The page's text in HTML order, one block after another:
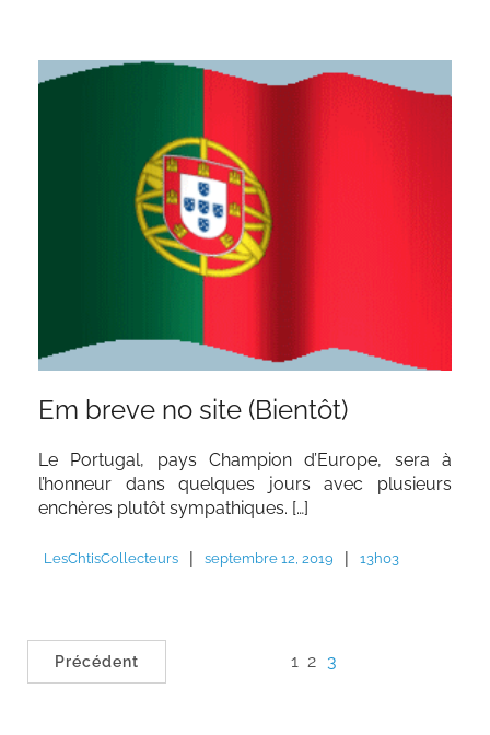
Em breve no site (Bientôt)
Le Portugal, pays Champion d’Europe, sera à
l’honneur dans quelques jours avec plusieurs
enchères plutôt sympathiques. […]
LesChtisCollecteurs | septembre 12, 2019 | 13h03
Précédent 1 2 3